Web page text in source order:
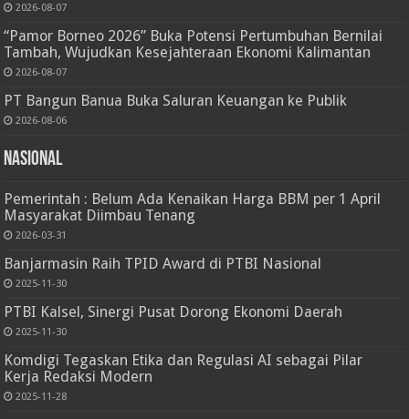
2026-08-07
“Pamor Borneo 2026” Buka Potensi Pertumbuhan Bernilai
Tambah, Wujudkan Kesejahteraan Ekonomi Kalimantan
2026-08-07
PT Bangun Banua Buka Saluran Keuangan ke Publik
2026-08-06
Nasional
Pemerintah : Belum Ada Kenaikan Harga BBM per 1 April
Masyarakat Diimbau Tenang
2026-03-31
Banjarmasin Raih TPID Award di PTBI Nasional
2025-11-30
PTBI Kalsel, Sinergi Pusat Dorong Ekonomi Daerah
2025-11-30
Komdigi Tegaskan Etika dan Regulasi AI sebagai Pilar
Kerja Redaksi Modern
2025-11-28